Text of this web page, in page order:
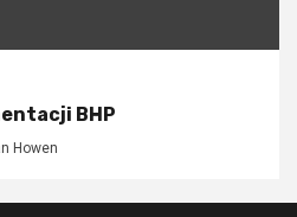
BHP
Howen